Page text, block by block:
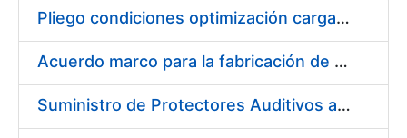
Erakutsi/Ezkutatu
Pliego condiciones optimización cargas compras firmado
Acuerdo marco para la fabricación de piezas
Suministro de Protectores Auditivos a medida para las personas trabajadoras de los Centros de Trabajo de Madrid y Burgos